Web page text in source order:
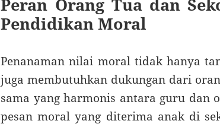
Peran Orang Tua dan
Pendidikan Moral
Penanaman nilai moral tidak hanya
juga membutuhkan dukungan dari
sama yang harmonis antara guru dan
pesan moral yang diterima anak di